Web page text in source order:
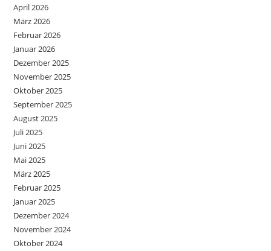
April 2026
März 2026
Februar 2026
Januar 2026
Dezember 2025
November 2025
Oktober 2025
September 2025
August 2025
Juli 2025
Juni 2025
Mai 2025
März 2025
Februar 2025
Januar 2025
Dezember 2024
November 2024
Oktober 2024